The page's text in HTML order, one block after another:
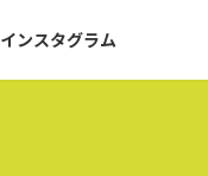
インスタグラム